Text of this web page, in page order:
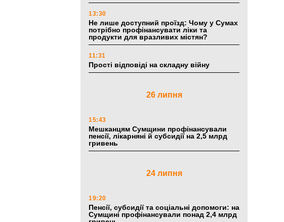
13:30
Не лише доступний проїзд: Чому у Сумах
потрібно профінансувати ліки та
продукти для вразливих містян?
11:31
Прості відповіді на складну війну
26 липня
15:43
Мешканцям Сумщини профінансували
пенсії, лікарняні й субсидії на 2,5 млрд
гривень
24 липня
19:20
Пенсії, субсидії та соціальні допомоги: на
Сумщині профінансували понад 2,4 млрд